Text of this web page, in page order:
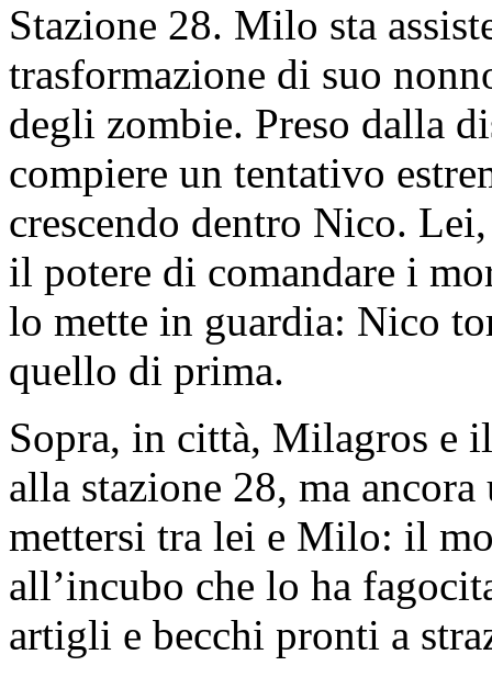
Stazione 28. Milo sta
trasformazione di suo
degli zombie. Preso dalla
compiere un tentativo
crescendo dentro Nico.
il potere di comandare i
lo mette in guardia: Nico
quello di prima.
Sopra, in città, Milagros e
alla stazione 28, ma
mettersi tra lei e Milo: il
all’incubo che lo ha
artigli e becchi pronti a